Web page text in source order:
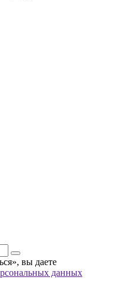
вы даете
данных